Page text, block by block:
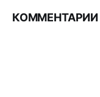
КОММЕНТАРИИ